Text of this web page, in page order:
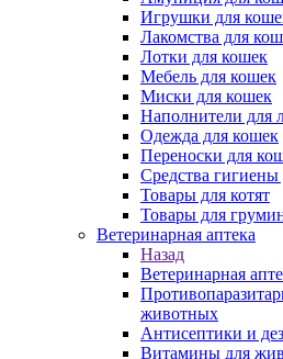
Игрушки для
Лакомства для
Лотки для кошек
Мебель для кошек
Миски для кошек
Наполнители для
Одежда для кошек
Переноски для
Средства
Товары для котят
Товары для
Ветеринарная аптека
Назад
Ветеринарная
животных
Антисептики и
Витамины для